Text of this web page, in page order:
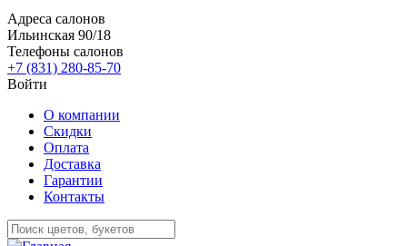
Адреса салонов
Ильинская 90/18
Телефоны салонов
+7 (831) 280-85-70
Войти
О компании
Скидки
Оплата
Доставка
Гарантии
Контакты